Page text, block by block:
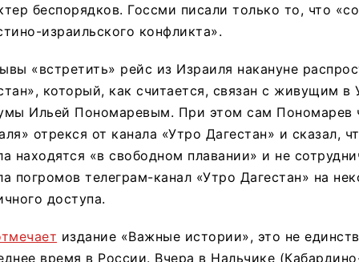
беспорядков. Госсми писали только то, что
израильского конфликта».
«встретить» рейс из Израиля накануне
который, как считается, связан с живущим в
Ильей Пономаревым. При этом сам Пономарев
отрекся от канала «Утро Дагестан» и сказал,
находятся «в свободном плавании» и не
погромов телеграм-канал «Утро Дагестан» на
доступа.
издание «Важные истории», это не
время в России. Вчера в Нальчике